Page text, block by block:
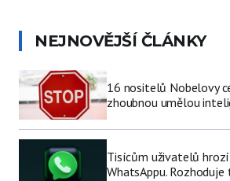
NEJNOVĚJŠÍ ČLÁNKY
16 nositelů Nobelovy
zhoubnou umělou
Tisícům uživatelů
WhatsAppu.